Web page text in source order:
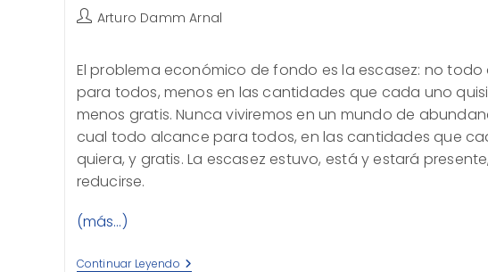
Autor
entrada:
Arturo Damm Arnal
El problema económico de fondo es la escasez: no
para todos, menos en las cantidades que cada uno
menos gratis. Nunca viviremos en un mundo de
cual todo alcance para todos, en las cantidades que
quiera, y gratis. La escasez estuvo, está y estará
reducirse.
(más…)
Continuar LeyendoPregunta